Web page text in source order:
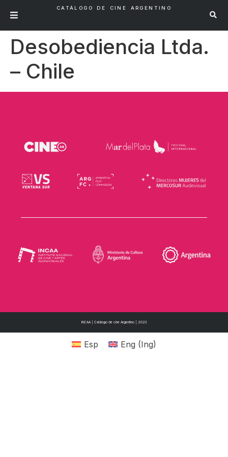
CATÁLOGO DE CINE ARGENTINO
Desobediencia Ltda.
– Chile
INCAA | Catálogo de cine Argentino | 2023
Esp Eng (Ing)